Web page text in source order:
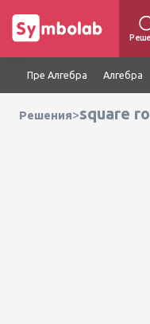
Пре Алгебра Алгебра
Решения>square